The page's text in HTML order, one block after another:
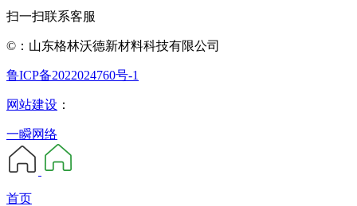
扫一扫联系客服
©：山东格林沃德新材料科技有限公司
鲁ICP备2022024760号-1
网站建设 ：
一瞬网络
首页